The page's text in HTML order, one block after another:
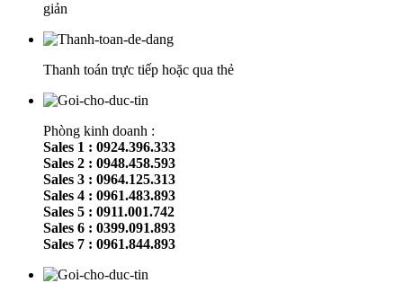
giản
Thanh toán trực tiếp hoặc qua thẻ
Phòng kinh doanh :
Sales 1 : 0924.396.333
Sales 2 : 0948.458.593
Sales 3 : 0964.125.313
Sales 4 : 0961.483.893
Sales 5 : 0911.001.742
Sales 6 : 0399.091.893
Sales 7 : 0961.844.893